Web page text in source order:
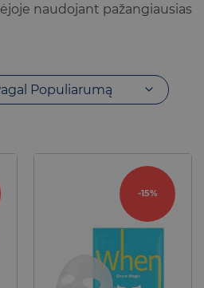
naudojant pažangiausias
Populiarumą
-15%